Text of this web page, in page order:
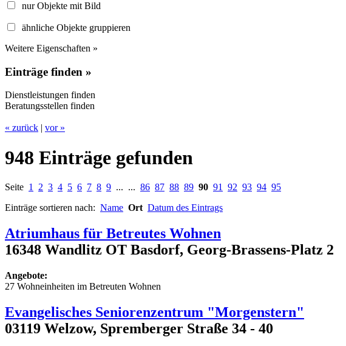
nur Objekte mit Bild
ähnliche Objekte gruppieren
Weitere Eigenschaften »
Einträge finden »
Dienstleistungen finden
Beratungsstellen finden
« zurück | vor »
948 Einträge gefunden
Seite 1 2 3 4 5 6 7 8 9 ... ... 86 87 88 89 90 91 92 93 94 95
Einträge sortieren nach: Name Ort Datum des Eintrags
Atriumhaus für Betreutes Wohnen
16348 Wandlitz OT Basdorf, Georg-Brassens-Platz 2
Angebote:
27 Wohneinheiten im Betreuten Wohnen
Evangelisches Seniorenzentrum "Morgenstern"
03119 Welzow, Spremberger Straße 34 - 40